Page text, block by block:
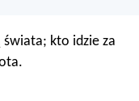
świata; kto idzie za